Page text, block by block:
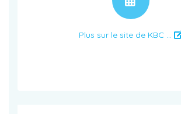
Plus sur le site de KBC ...